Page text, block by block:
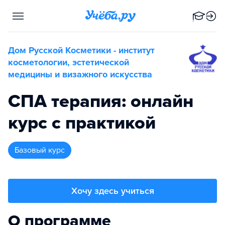
Дом Русской Косметики - институт
косметологии, эстетической
медицины и визажного искусства
СПА терапия: онлайн
курс с практикой
базовый курс
Хочу здесь учиться
О программе